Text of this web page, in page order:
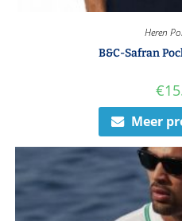
Heren
B&C-Safran
€
Meer